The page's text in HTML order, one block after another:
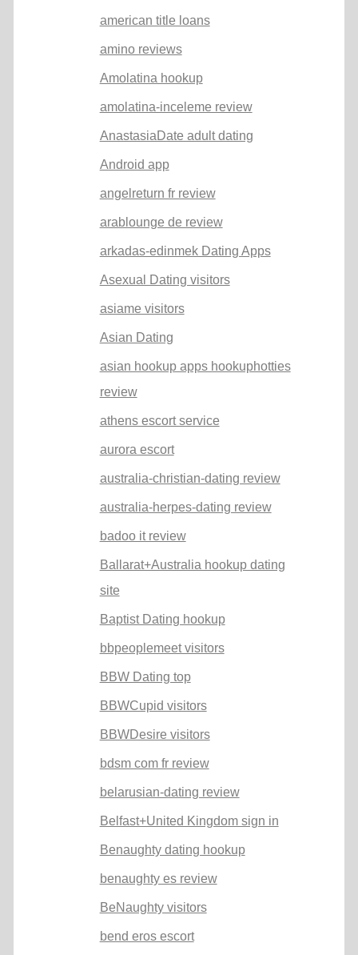
american title loans
amino reviews
Amolatina hookup
amolatina-inceleme review
AnastasiaDate adult dating
Android app
angelreturn fr review
arablounge de review
arkadas-edinmek Dating Apps
Asexual Dating visitors
asiame visitors
Asian Dating
asian hookup apps hookuphotties
review
athens escort service
aurora escort
australia-christian-dating review
australia-herpes-dating review
badoo it review
Ballarat+Australia hookup dating
site
Baptist Dating hookup
bbpeoplemeet visitors
BBW Dating top
BBWCupid visitors
BBWDesire visitors
bdsm com fr review
belarusian-dating review
Belfast+United Kingdom sign in
Benaughty dating hookup
benaughty es review
BeNaughty visitors
bend eros escort